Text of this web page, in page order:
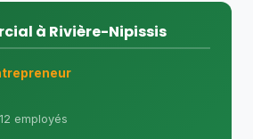
à Rivière-Nipissis
employés